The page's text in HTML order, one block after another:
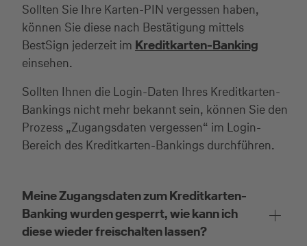
Sollten Sie Ihre Karten-PIN vergessen haben,
können Sie diese nach Bestätigung mittels
BestSign jederzeit im Kreditkarten-Banking
einsehen.
Sollten Ihnen die Login-Daten Ihres Kreditkarten-
Bankings nicht mehr bekannt sein, können Sie den
Prozess „Zugangsdaten vergessen“ im Login-
Bereich des Kreditkarten-Bankings durchführen.
Meine Zugangsdaten zum Kreditkarten-
Banking wurden gesperrt, wie kann ich
diese wieder freischalten lassen?
Geschäftliche Nutzung
Selbstständige
(z.B. Gewerbetreibender, Handwerker,
Freiberufler)
Unternehmen
(z.B. e.K., Personengesellschaft (inkl. GbR),
GmbH)